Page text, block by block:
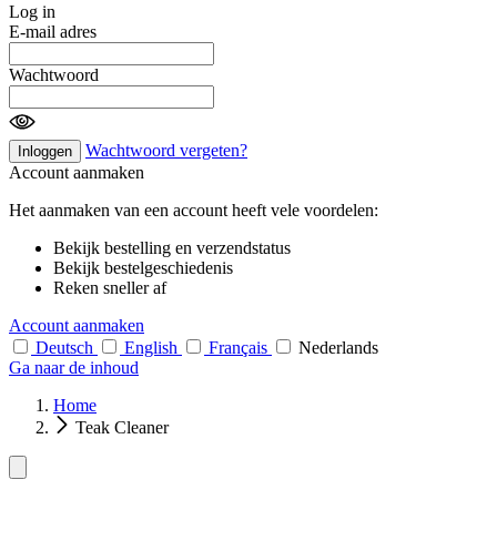
Log in
E-mail adres
Wachtwoord
Inloggen
Wachtwoord vergeten?
Account aanmaken
Het aanmaken van een account heeft vele voordelen:
Bekijk bestelling en verzendstatus
Bekijk bestelgeschiedenis
Reken sneller af
Account aanmaken
Deutsch
English Français
Nederlands
Ga naar de inhoud
Home
Teak Cleaner